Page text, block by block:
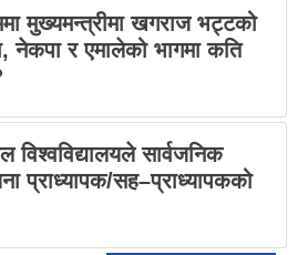
मुख्यमन्त्रीमा खगराज भट्टको
नेकपा र एमालेको भागमा कति
विश्वविद्यालयले सार्वजनिक
प्राध्यापक/सह–प्राध्यापकको